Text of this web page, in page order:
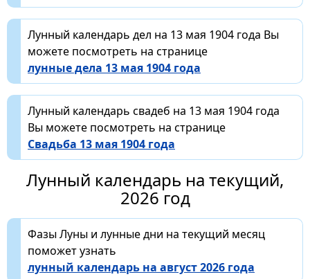
Лунный календарь дел на 13 мая 1904 года Вы
можете посмотреть на странице
лунные дела 13 мая 1904 года
Лунный календарь свадеб на 13 мая 1904 года
Вы можете посмотреть на странице
Свадьба 13 мая 1904 года
Лунный календарь на текущий,
2026 год
Фазы Луны и лунные дни на текущий месяц
поможет узнать
лунный календарь на август 2026 года